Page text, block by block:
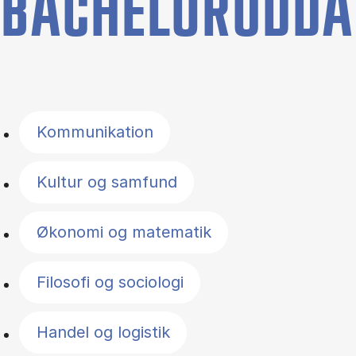
Kommunikation
Kultur og samfund
Økonomi og matematik
Filosofi og sociologi
Handel og logistik